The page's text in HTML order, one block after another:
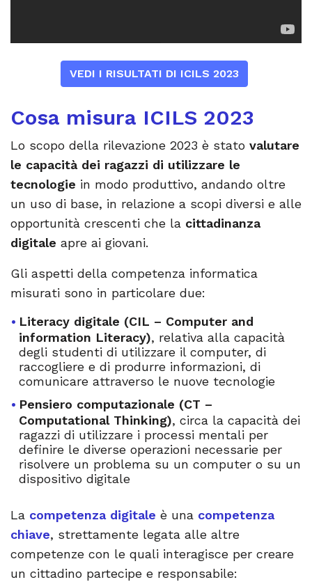
VEDI I RISULTATI DI ICILS 2023
Cosa misura ICILS 2023
Lo scopo della rilevazione 2023 è stato valutare
le capacità dei ragazzi di utilizzare le
tecnologie in modo produttivo, andando oltre
un uso di base, in relazione a scopi diversi e alle
opportunità crescenti che la cittadinanza
digitale apre ai giovani.
Gli aspetti della competenza informatica
misurati sono in particolare due:
Literacy digitale (CIL – Computer and
information Literacy), relativa alla capacità
degli studenti di utilizzare il computer, di
raccogliere e di produrre informazioni, di
comunicare attraverso le nuove tecnologie
Pensiero computazionale (CT –
Computational Thinking), circa la capacità dei
ragazzi di utilizzare i processi mentali per
definire le diverse operazioni necessarie per
risolvere un problema su un computer o su un
dispositivo digitale
La competenza digitale è una competenza
chiave, strettamente legata alle altre
competenze con le quali interagisce per creare
un cittadino partecipe e responsabile: